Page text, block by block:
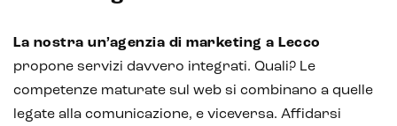
La nostra un’agenzia di marketing a Lecco
propone servizi davvero integrati. Quali? Le
competenze maturate sul web si combinano a quelle
legate alla comunicazione, e viceversa. Affidarsi